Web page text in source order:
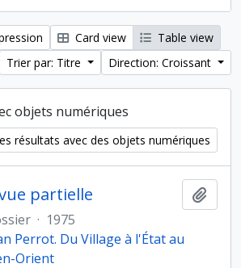
Card view
Table view
Trier par: Titre
Direction: Croissant
objets numériques
résultats avec des objets numériques
partielle
· 1975
Perrot. Du Village à l'État au
Orient